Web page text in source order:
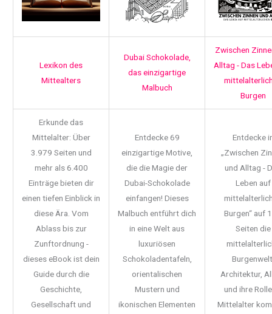
Lexikon des
Mittealters
Dubai Schokolade,
das einzigartige
Malbuch
Zwischen
Alltag - Das
Burgen
Erkunde das
Mittelalter: Über
3.979 Seiten und
mehr als 6.400
Einträge bieten dir
einen tiefen Einblick in
diese Ära. Vom
Ablass bis zur
Zunftordnung -
dieses eBook ist dein
Guide durch die
Geschichte,
Gesellschaft und
Entdecke 69
einzigartige Motive,
die die Magie der
Dubai-Schokolade
einfangen! Dieses
Malbuch entführt dich
in eine Welt aus
luxuriösen
Schokoladentafeln,
orientalischen
Mustern und
ikonischen Elementen
Entdecke
„Zwischen
und Alltag -
Leben auf
Burgen“ auf
Seiten die
Architektur,
und ihre
Mittelalter